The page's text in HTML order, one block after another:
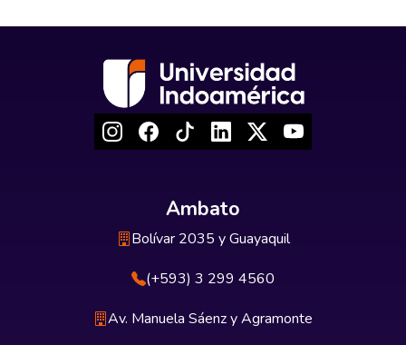
Ambato
Bolívar 2035 y Guayaquil
(+593) 3 299 4560
Av. Manuela Sáenz y Agramonte